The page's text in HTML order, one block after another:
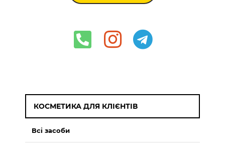
КОСМЕТИКА ДЛЯ КЛІЄНТІВ
Всі засоби